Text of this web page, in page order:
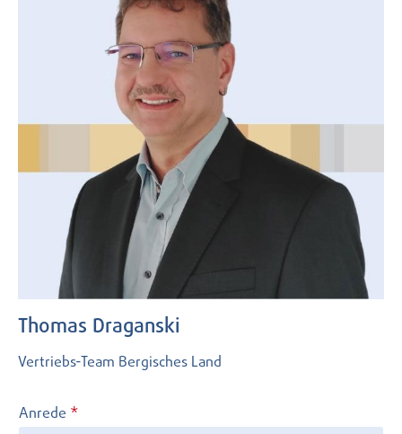
Thomas Draganski
Vertriebs-Team Bergisches Land
Anrede *